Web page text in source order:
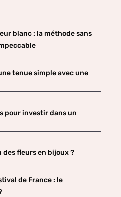
blanc : la méthode sans
tenue simple avec une
pour investir dans un
fleurs en bijoux ?
de France : le